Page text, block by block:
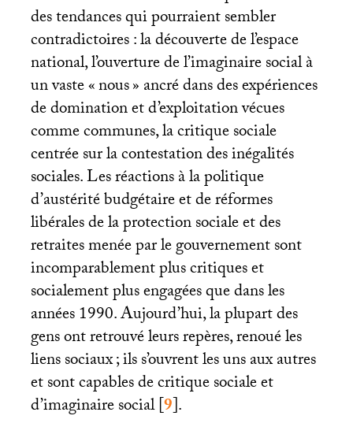
des tendances qui pourraient sembler
contradictoires : la découverte de l’espace
national, l’ouverture de l’imaginaire social à
un vaste «nous» ancré dans des expériences
de domination et d’exploitation vécues
comme communes, la critique sociale
centrée sur la contestation des inégalités
sociales. Les réactions à la politique
d’austérité budgétaire et de réformes
libérales de la protection sociale et des
retraites menée par le gouvernement sont
incomparablement plus critiques et
socialement plus engagées que dans les
années 1990. Aujourd’hui, la plupart des
gens ont retrouvé leurs repères, renoué les
liens sociaux; ils s’ouvrent les uns aux autres
et sont capables de critique sociale et
d’imaginaire social[9].